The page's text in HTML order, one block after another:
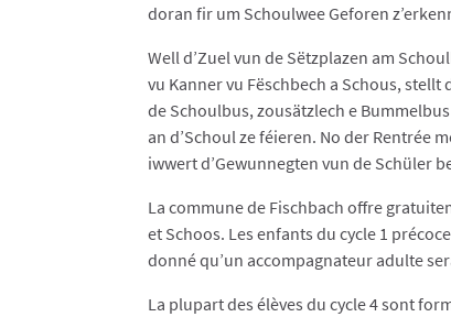
doran fir um Schoulwee Geforen
Well d’Zuel vun de Sëtzplazen am
vu Kanner vu Fëschbech a Schous, stellt
de Schoulbus, zousätzlech e
an d’Schoul ze féieren. No der Rentrée
iwwert d’Gewunnegten vun de Schüler
La commune de Fischbach offre
et Schoos. Les enfants du cycle 1
donné qu’un accompagnateur adulte
La plupart des élèves du cycle 4 sont